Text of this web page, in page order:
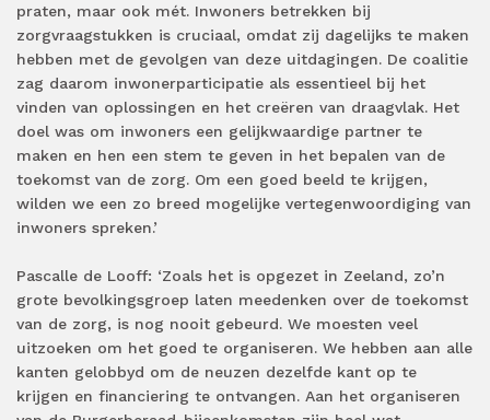
praten, maar ook mét. Inwoners betrekken bij
zorgvraagstukken is cruciaal, omdat zij dagelijks te maken
hebben met de gevolgen van deze uitdagingen. De coalitie
zag daarom inwonerparticipatie als essentieel bij het
vinden van oplossingen en het creëren van draagvlak. Het
doel was om inwoners een gelijkwaardige partner te
maken en hen een stem te geven in het bepalen van de
toekomst van de zorg. Om een goed beeld te krijgen,
wilden we een zo breed mogelijke vertegenwoordiging van
inwoners spreken.’
Pascalle de Looff: ‘Zoals het is opgezet in Zeeland, zo’n
grote bevolkingsgroep laten meedenken over de toekomst
van de zorg, is nog nooit gebeurd. We moesten veel
uitzoeken om het goed te organiseren. We hebben aan alle
kanten gelobbyd om de neuzen dezelfde kant op te
krijgen en financiering te ontvangen. Aan het organiseren